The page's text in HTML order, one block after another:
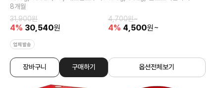
8개월
31,900원
4% 30,540원
업체발송
장바구니 구매하기
4,700원~
4% 4,500원~
옵션전체보기